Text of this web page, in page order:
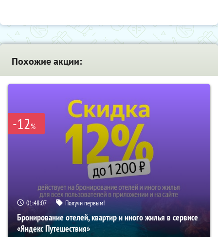
Похожие акции:
-12%
01:48:06 Получи первым!
Бронирование отелей, квартир и иного жилья в сервисе
«Яндекс Путешествия»